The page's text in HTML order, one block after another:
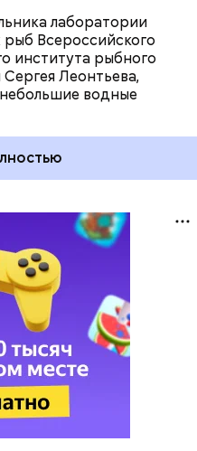
лаборатории
Всероссийского
института рыбного
Леонтьева,
водные